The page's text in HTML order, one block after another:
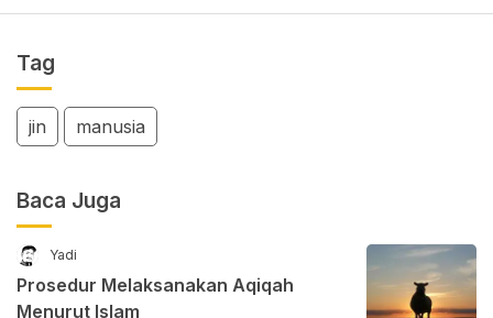
Tag
jin manusia
Baca Juga
Yadi
Prosedur Melaksanakan Aqiqah
Menurut Islam